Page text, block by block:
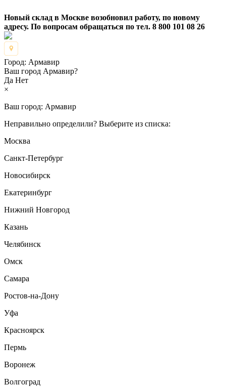
Новый склад в Москве возобновил работу, по новому
адресу. По вопросам обращаться по тел. 8 800 101 08 26
Город: Армавир
Ваш город Армавир?
Да Нет
×
Ваш город: Армавир
Неправильно определили? Выберите из списка:
Москва
Санкт-Петербург
Новосибирск
Екатеринбург
Нижний Новгород
Казань
Челябинск
Омск
Самара
Ростов-на-Дону
Уфа
Красноярск
Пермь
Воронеж
Волгоград